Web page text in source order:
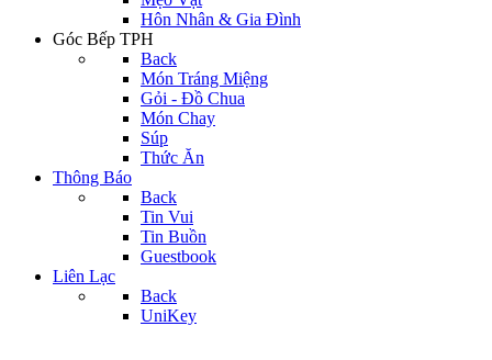
Hôn Nhân & Gia Đình
Góc Bếp TPH
Back
Món Tráng Miệng
Gỏi - Đồ Chua
Món Chay
Súp
Thức Ăn
Thông Báo
Back
Tin Vui
Tin Buồn
Guestbook
Liên Lạc
Back
UniKey